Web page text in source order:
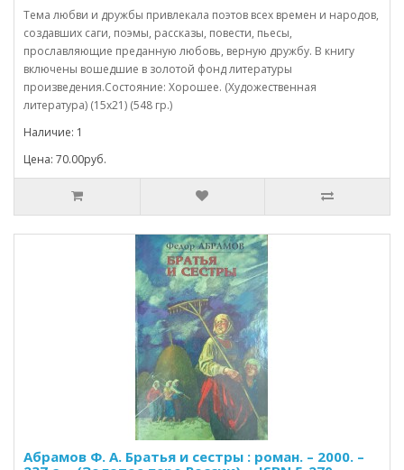
Тема любви и дружбы привлекала поэтов всех времен и народов,
создавших саги, поэмы, рассказы, повести, пьесы,
прославляющие преданную любовь, верную дружбу. В книгу
включены вошедшие в золотой фонд литературы
произведения.Состояние: Хорошее. (Художественная
литература) (15х21) (548 гр.)
Наличие: 1
Цена: 70.00руб.
Абрамов Ф. А. Братья и сестры : роман. – 2000. –